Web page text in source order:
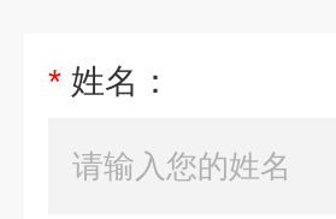
* 姓名：